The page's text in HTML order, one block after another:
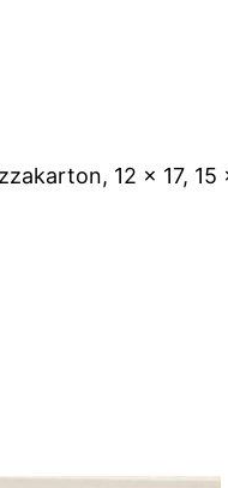
12 x 17,